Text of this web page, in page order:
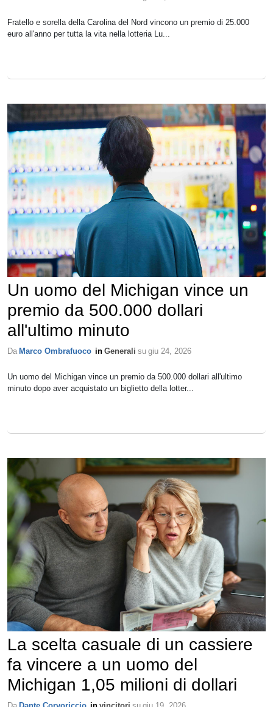
Fratello e sorella della Carolina del Nord vincono un premio di 25.000
euro all'anno per tutta la vita nella lotteria Lu...
Un uomo del Michigan vince un
premio da 500.000 dollari
all'ultimo minuto
Da Marco Ombrafuoco in Generali su giu 24, 2026
Un uomo del Michigan vince un premio da 500.000 dollari all'ultimo
minuto dopo aver acquistato un biglietto della lotter...
La scelta casuale di un cassiere
fa vincere a un uomo del
Michigan 1,05 milioni di dollari